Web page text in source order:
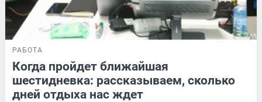
РАБОТА
Когда пройдет ближайшая
шестидневка: рассказываем, сколько
дней отдыха нас ждет